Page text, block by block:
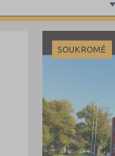
SOUKROMÉ